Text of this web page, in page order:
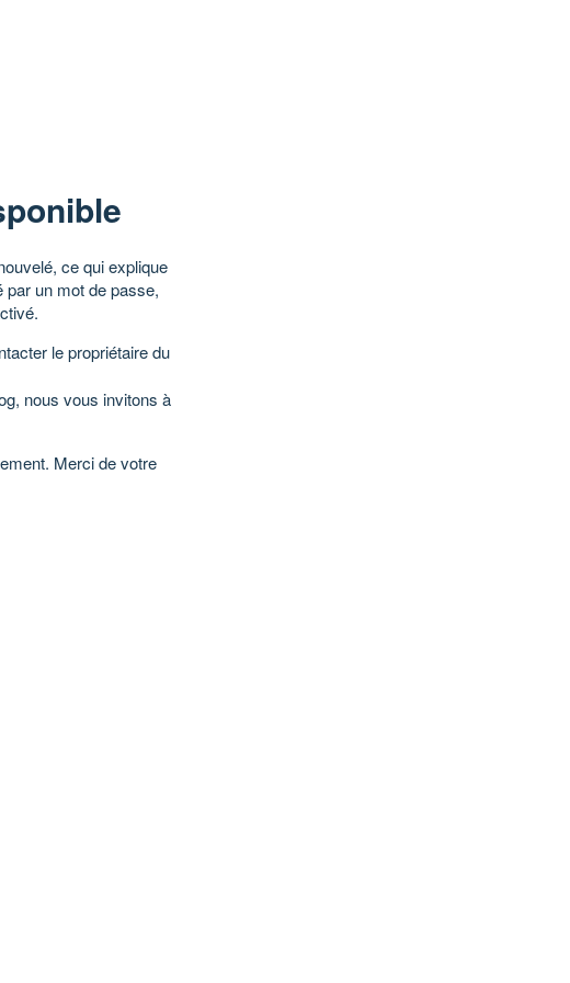
ce qui explique
par un mot de passe,
le propriétaire du
nous vous invitons à
Merci de votre